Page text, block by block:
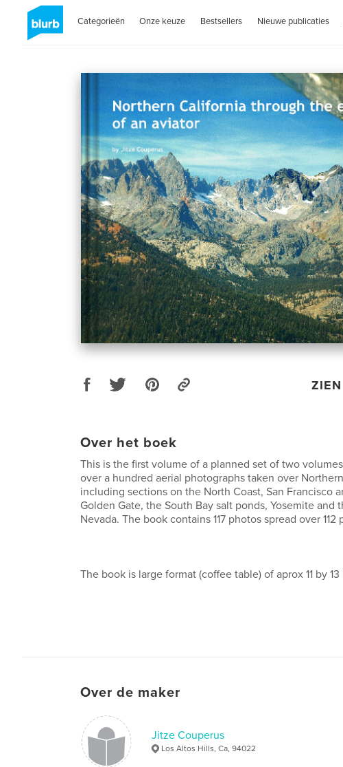
Categorieën Onze keuze Bestsellers Nieuwe publicaties
Over het boek
This is the first volume of a planned set of two
over a hundred aerial photographs taken over
including sections on the North Coast, San Francisco
Golden Gate, the South Bay salt ponds, Yosemite and
Nevada. The book contains 117 photos spread over 112
The book is large format (coffee table) of aprox 11 by
Over de maker
Jitze Couperus
Los Altos Hills, Ca, 94022